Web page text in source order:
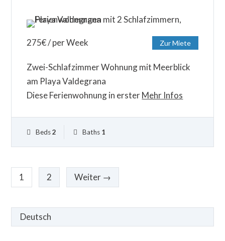
275€/ per Week Zur Miete
Zwei-Schlafzimmer Wohnung mit Meerblick
am Playa Valdegrana
Diese Ferienwohnung in ersterMehr Infos
Beds 2 Baths 1
1 2 Weiter →
Sprache
auswählen